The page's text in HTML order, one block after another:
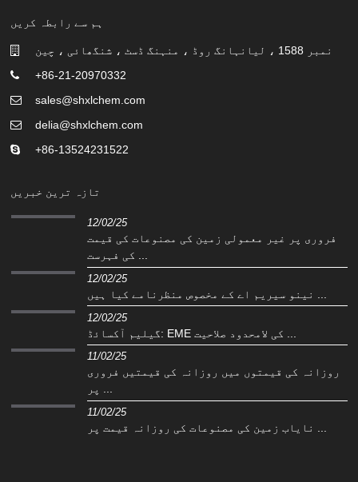
ہم سے رابطہ کریں
نمبر 1588 ، لیانہانگ روڈ ، منہنگ ڈسٹ ، شنگھائی ، چین
+86-21-20970332
sales@shxlchem.com
delia@shxlchem.com
+86-13524231522
تازہ ترین خبریں
12/02/25
فروری پر غیر معمولی زمین کی مصنوعات کی قیمت
12/02/25
12/02/25
11/02/25
روزانہ کی قیمتوں میں روزانہ کی قیمتیں فروری
پر ...
11/02/25
نایاب زمین کی مصنوعات کی روزانہ قیمت پر ...